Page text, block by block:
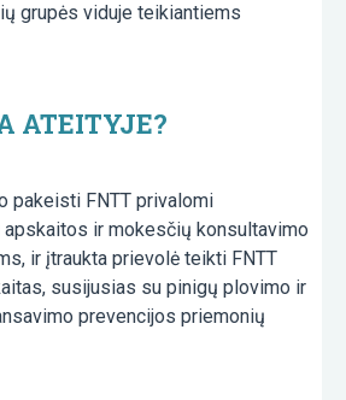
grupės viduje teikiantiems
ATEITYJE?
pakeisti FNTT privalomi
apskaitos ir mokesčių konsultavimo
ir įtraukta prievolė teikti FNTT
susijusias su pinigų plovimo ir
prevencijos priemonių